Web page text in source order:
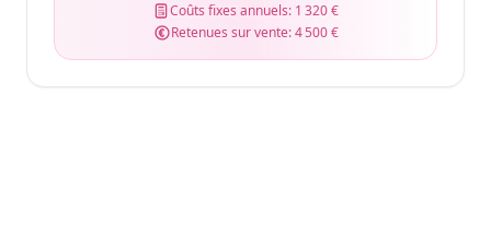
Coûts fixes annuels: 1 320 €
Retenues sur vente:4 500 €